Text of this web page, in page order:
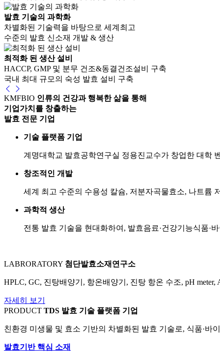
발효 기술의 과학화
차별화된 기술력을 바탕으로 세계최고
수준의 발효 신소재 개발 & 생산
최적화 된 생산 설비
HACCP, GMP 및 분무 건조&동결건조설비 구축
국내 최대 규모의 숙성 발효 설비 구축
KMFBIO 인류의 건강과 행복한 삶을 통해
기업가치를 창출하는
발효 전문 기업
기술 플랫폼 기업
계명대학교 발효공학연구실 정용진교수가 창업한 대학
창조적인 개발
세계 최고 수준의 수용성 칼슘, 저분자곡물효소, 나트륨
과학적 생산
전통 발효 기술을 현대화하여, 발효음료·건강기능식품·
LABRORATORY 첨단발효소재연구소
HPLC, GC, 진탕배양기, 항온배양기, 진탕 항온 수조, pH meter,
자세히 보기
PRODUCT TDS 발효 기술 플랫폼 기업
친환경 미생물 및 효소 기반의 차별화된 발효 기술로, 식품·바
발효기반 핵심 소재